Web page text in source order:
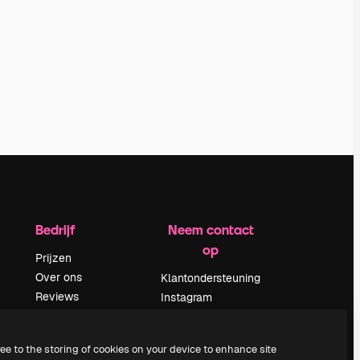
Bedrijf
Prijzen
Over ons
Reviews
Blog
Neem contact
op
Klantondersteuning
Instagram
TikTok
to the storing of cookies on your device to enhance site